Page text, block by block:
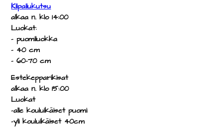
Kilpailukutsu
alkaa n. klo 14:00
Luokat:
- puomiluokka
- 40 cm
- 60-70 cm
Estekepparikisat
alkaa n. klo 15:00
Luokat
-alle kouluikäiset puomi
-yli kouluikäiset 40cm